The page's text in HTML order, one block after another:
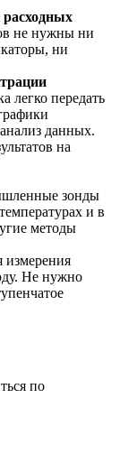
расходных
не нужны ни
ни
легко передать
данных.
на
зонды
и в
методы
измерения
Не нужно
по